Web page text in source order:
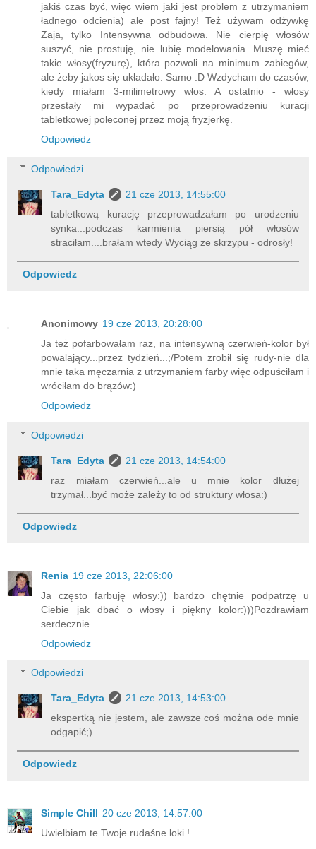
jakiś czas być, więc wiem jaki jest problem z utrzymaniem
ładnego odcienia) ale post fajny! Też używam odżywkę
Zaja, tylko Intensywna odbudowa. Nie cierpię włosów
suszyć, nie prostuję, nie lubię modelowania. Muszę mieć
takie włosy(fryzurę), która pozwoli na minimum zabiegów,
ale żeby jakos się układało. Samo :D Wzdycham do czasów,
kiedy miałam 3-milimetrowy włos. A ostatnio - włosy
przestały mi wypadać po przeprowadzeniu kuracji
tabletkowej poleconej przez moją fryzjerkę.
Odpowiedz
Odpowiedzi
Tara_Edyta
21 cze 2013, 14:55:00
tabletkową kurację przeprowadzałam po urodzeniu
synka...podczas karmienia piersią pół włosów
straciłam....brałam wtedy Wyciąg ze skrzypu - odrosły!
Odpowiedz
Anonimowy 19 cze 2013, 20:28:00
Ja też pofarbowałam raz, na intensywną czerwień-kolor był
powalający...przez tydzień...;/Potem zrobił się rudy-nie dla
mnie taka męczarnia z utrzymaniem farby więc odpuściłam i
wróciłam do brązów:)
Odpowiedz
Odpowiedzi
Tara_Edyta
21 cze 2013, 14:54:00
raz miałam czerwień...ale u mnie kolor dłużej
trzymał...być może zależy to od struktury włosa:)
Odpowiedz
Renia 19 cze 2013, 22:06:00
Ja często farbuję włosy:)) bardzo chętnie podpatrzę u
Ciebie jak dbać o włosy i piękny kolor:)))Pozdrawiam
serdecznie
Odpowiedz
Odpowiedzi
Tara_Edyta
21 cze 2013, 14:53:00
ekspertką nie jestem, ale zawsze coś można ode mnie
odgapić;)
Odpowiedz
Simple Chill 20 cze 2013, 14:57:00
Uwielbiam te Twoje rudaśne loki !